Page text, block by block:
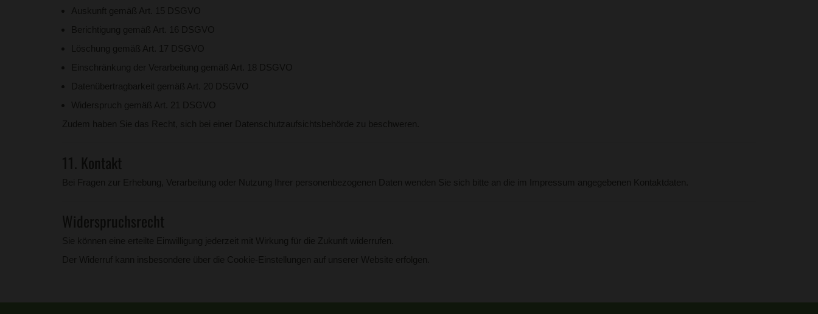
Auskunft gemäß Art. 15 DSGVO
Berichtigung gemäß Art. 16 DSGVO
Löschung gemäß Art. 17 DSGVO
Einschränkung der Verarbeitung gemäß Art. 18 DSGVO
Datenübertragbarkeit gemäß Art. 20 DSGVO
Widerspruch gemäß Art. 21 DSGVO
Zudem haben Sie das Recht, sich bei einer Datenschutzaufsichtsbehörde zu beschweren.
11. Kontakt
Bei Fragen zur Erhebung, Verarbeitung oder Nutzung Ihrer personenbezogenen Daten wenden Sie sich bitte an die im Impressum angegebenen Kontaktdaten.
Widerspruchsrecht
Sie können eine erteilte Einwilligung jederzeit mit Wirkung für die Zukunft widerrufen.
Der Widerruf kann insbesondere über die Cookie-Einstellungen auf unserer Website erfolgen.